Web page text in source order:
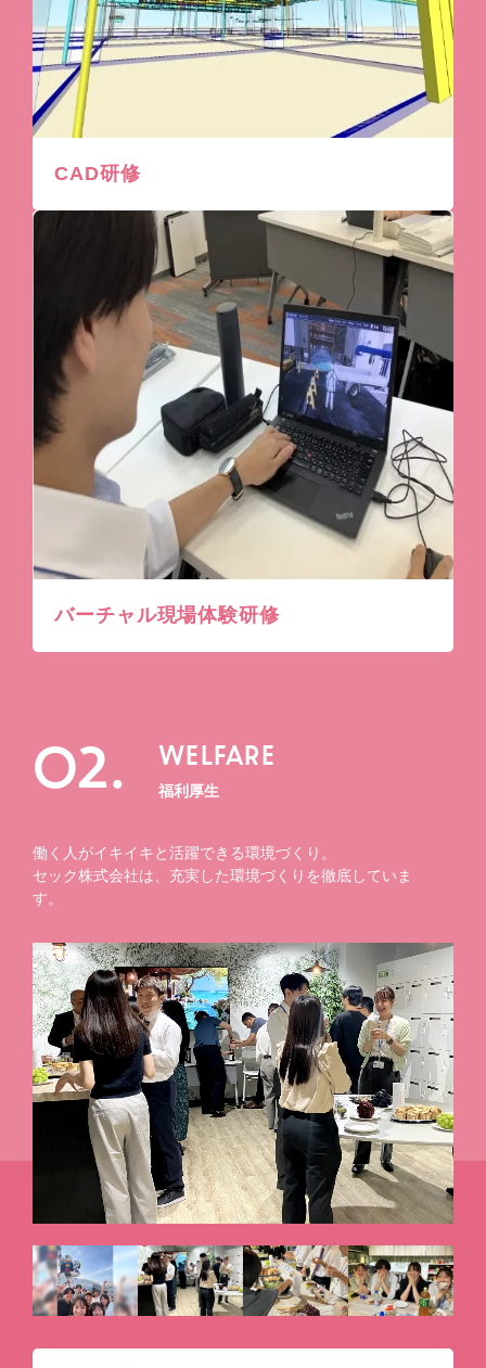
CAD研修
バーチャル現場体験研修
02. WELFARE
福利厚生
働く人がイキイキと活躍できる環境づくり。
セック株式会社は、充実した環境づくりを徹底していま
す。